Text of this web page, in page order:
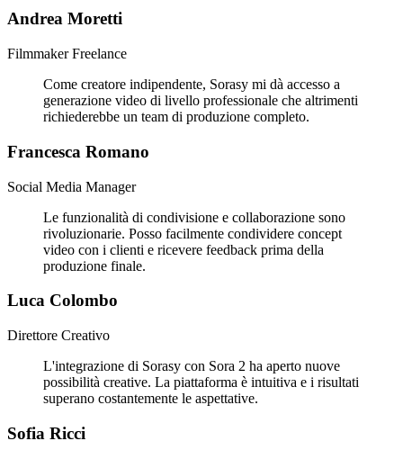
Andrea Moretti
Filmmaker Freelance
Come creatore indipendente, Sorasy mi dà accesso a
generazione video di livello professionale che altrimenti
richiederebbe un team di produzione completo.
Francesca Romano
Social Media Manager
Le funzionalità di condivisione e collaborazione sono
rivoluzionarie. Posso facilmente condividere concept
video con i clienti e ricevere feedback prima della
produzione finale.
Luca Colombo
Direttore Creativo
L'integrazione di Sorasy con Sora 2 ha aperto nuove
possibilità creative. La piattaforma è intuitiva e i risultati
superano costantemente le aspettative.
Sofia Ricci